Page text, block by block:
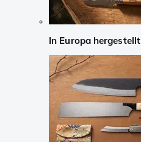
In Europa hergestellt